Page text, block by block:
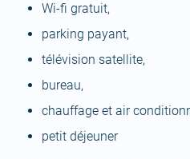
Wi-fi gratuit,
parking payant,
télévision satellite,
bureau,
chauffage et air
petit déjeuner